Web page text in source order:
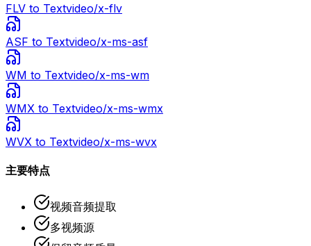
FLV to Textvideo/x-flv
ASF to Textvideo/x-ms-asf
WM to Textvideo/x-ms-wm
WMX to Textvideo/x-ms-wmx
WVX to Textvideo/x-ms-wvx
主要特点
视频音频提取
多视频源